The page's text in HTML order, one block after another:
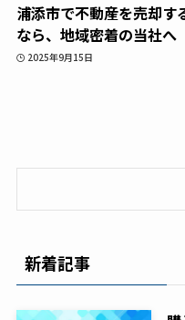
浦添市で不動産を売却す
なら、地域密着の当社へ
2025年9月15日
新着記事